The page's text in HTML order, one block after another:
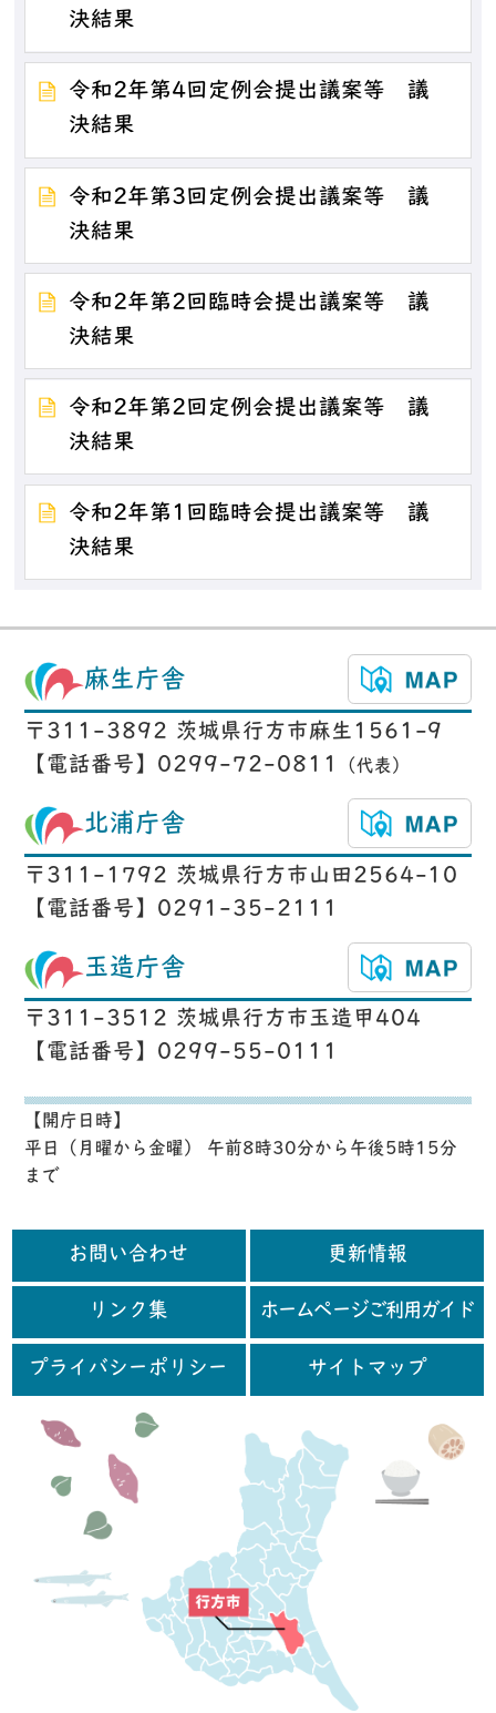
決結果
令和2年第4回定例会提出議案等 議
決結果
令和2年第3回定例会提出議案等 議
決結果
令和2年第2回臨時会提出議案等 議
決結果
令和2年第2回定例会提出議案等 議
決結果
令和2年第1回臨時会提出議案等 議
決結果
麻生庁舎
〒311-3892 茨城県行方市麻生1561-9
【電話番号】0299-72-0811
（代表）
北浦庁舎
〒311-1792 茨城県行方市山田2564-10
【電話番号】0291-35-2111
玉造庁舎
〒311-3512 茨城県行方市玉造甲404
【電話番号】0299-55-0111
【開庁日時】
平日（月曜から金曜） 午前8時30分から午後5時15分
まで
お問い合わせ 更新情報
リンク集 ホームページご利用ガイド
プライバシーポリシー サイトマップ